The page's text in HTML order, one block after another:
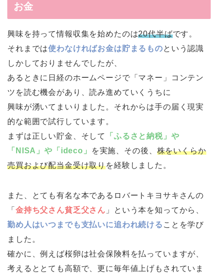
お金
興味を持って情報収集を始めたのは20代半ばです。
それまでは使わなければお金は貯まるものという認識
しかしておりませんでしたが、
あるときに日経のホームページで「マネー」コンテン
ツを読む機会があり、読み進めていくうちに
興味が湧いてまいりました。それからは手の届く現実
的な範囲で試行しています。
まずは正しい貯金、そして
「ふるさと納税」や
「NISA」や「ideco」
を実施、その後、 株をいくらか
売買および配当金受け取りを経験しました。
また、とても有名な本であるロバートキヨサキさんの
「 金持ち父さん貧乏父さん 」という本を知ってから、
勤め人はいつまでも支払いに追われ続ける ことを学び
ました。
確かに、例えば桜卵は社会保険料を払っていますが、
考えるととても高額で、更に毎年値上げもされていま